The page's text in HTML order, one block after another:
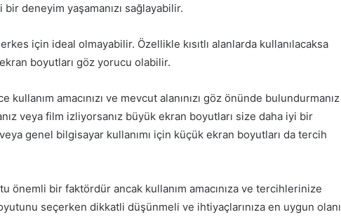
deneyim yaşamanızı sağlayabilir.
için ideal olmayabilir. Özellikle kısıtlı alanlarda kullanılacaksa
boyutları göz yorucu olabilir.
amacınızı ve mevcut alanınızı göz önünde bulundurmanız
veya film izliyorsanız büyük ekran boyutları size daha iyi bir
genel bilgisayar kullanımı için küçük ekran boyutları da tercih
önemli bir faktördür ancak kullanım amacınıza ve tercihlerinize
seçerken dikkatli düşünmeli ve ihtiyaçlarınıza en uygun olanı